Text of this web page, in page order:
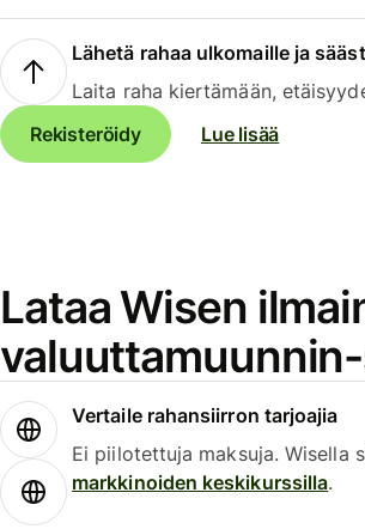
Lähetä rahaa ulkomaille ja
Laita raha kiertämään,
Rekisteröidy
Lue lisää
Lataa Wisen
Vertaile rahansiirron tarjoajia
Ei piilotettuja maksuja. Wisella
markkinoiden keskikurssilla.